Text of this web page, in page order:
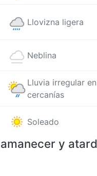
Llovizna ligera
Neblina
Lluvia irregular
cercanías
Soleado
y